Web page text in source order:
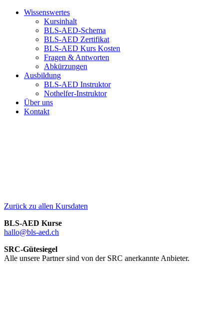
Wissenswertes
Kursinhalt
BLS-AED-Schema
BLS-AED Zertifikat
BLS-AED Kurs Kosten
Fragen & Antworten
Abkürzungen
Ausbildung
BLS-AED Instruktor
Nothelfer-Instruktor
Über uns
Kontakt
Zurück zu allen Kursdaten
BLS-AED Kurse
hallo@bls-aed.ch
SRC-Gütesiegel
Alle unsere Partner sind von der SRC anerkannte Anbieter.